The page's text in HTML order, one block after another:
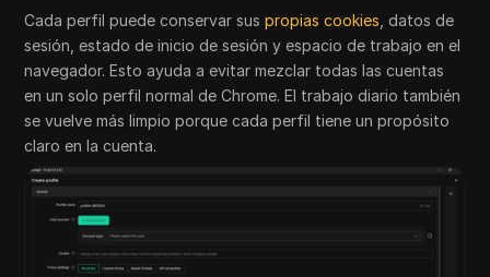
Cada perfil puede conservar suspropias cookies , datos de
sesión, estado de inicio de sesión y espacio de trabajo en el
navegador. Esto ayuda a evitar mezclar todas las cuentas
en un solo perfil normal de Chrome. El trabajo diario también
se vuelve más limpio porque cada perfil tiene un propósito
claro en la cuenta.